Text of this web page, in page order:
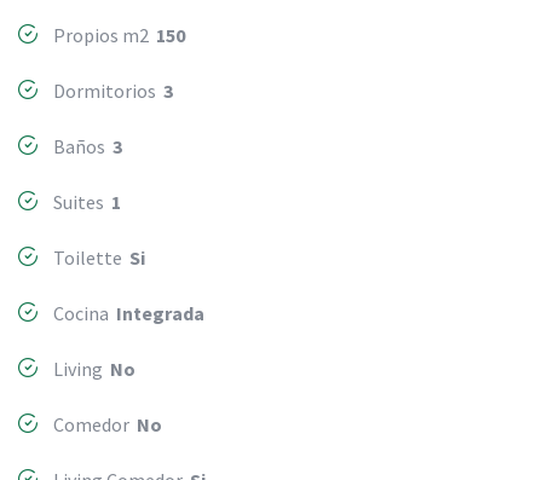
Propios m2 150
Dormitorios 3
Baños 3
Suites 1
Toilette Si
Cocina Integrada
Living No
Comedor No